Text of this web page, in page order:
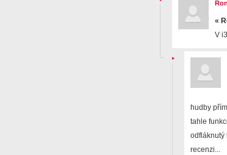
«
V
hudby
tahle
odfláknutý
recenzi...